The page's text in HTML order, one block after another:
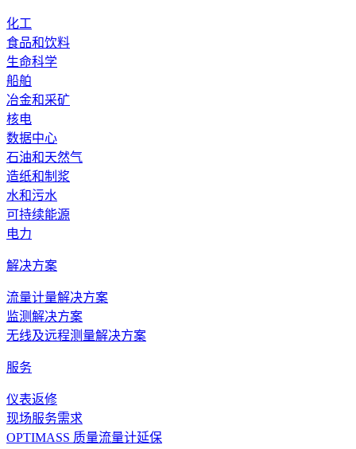
化工
食品和饮料
生命科学
船舶
冶金和采矿
核电
数据中心
石油和天然气
造纸和制浆
水和污水
可持续能源
电力
解决方案
流量计量解决方案
监测解决方案
无线及远程测量解决方案
服务
仪表返修
现场服务需求
OPTIMASS 质量流量计延保